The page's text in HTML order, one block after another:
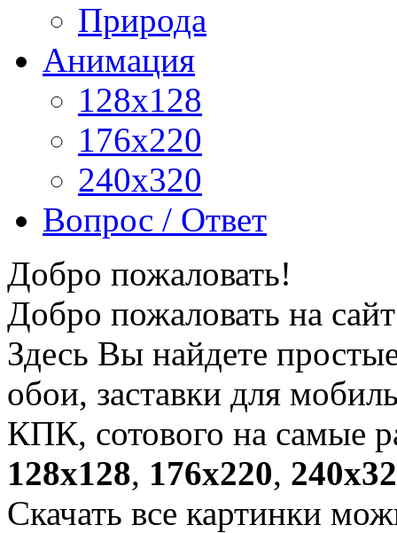
Природа
Анимация
128x128
176x220
240x320
Вопрос / Ответ
Добро пожаловать!
Добро пожаловать на
Здесь Вы найдете
обои, заставки для
КПК, сотового на самые
128х128, 176х220,
Скачать все картинки